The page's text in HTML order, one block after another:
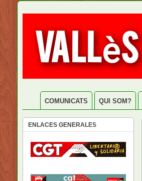
COMUNICATS QUI SOM?
ENLACES GENERALES